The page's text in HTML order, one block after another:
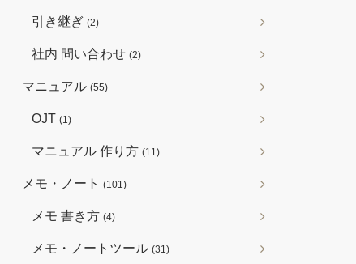
引き継ぎ (2)
社内 問い合わせ (2)
マニュアル (55)
OJT (1)
マニュアル 作り方 (11)
メモ・ノート (101)
メモ 書き方 (4)
メモ・ノートツール (31)